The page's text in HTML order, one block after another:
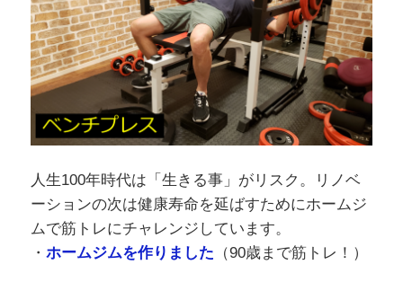
人生100年時代は「生きる事」がリスク。リノベ
ーションの次は健康寿命を延ばすためにホームジ
ムで筋トレにチャレンジしています。
・ ホームジムを作りました （90歳まで筋トレ！）